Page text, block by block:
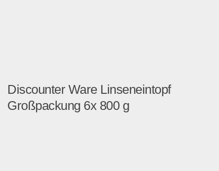
Discounter Ware Linseneintopf
Großpackung 6x 800 g